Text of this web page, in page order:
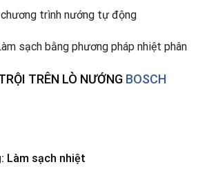
trình nướng tự động
sạch bằng phương pháp nhiệt phân
TRÊN LÒ NƯỚNG BOSCH
Làm sạch nhiệt